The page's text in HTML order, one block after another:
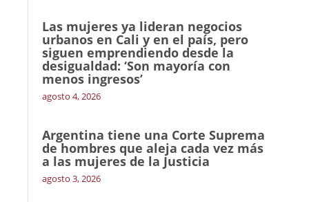
Las mujeres ya lideran negocios
urbanos en Cali y en el país, pero
siguen emprendiendo desde la
desigualdad: ‘Son mayoría con
menos ingresos’
agosto 4, 2026
Argentina tiene una Corte Suprema
de hombres que aleja cada vez más
a las mujeres de la Justicia
agosto 3, 2026